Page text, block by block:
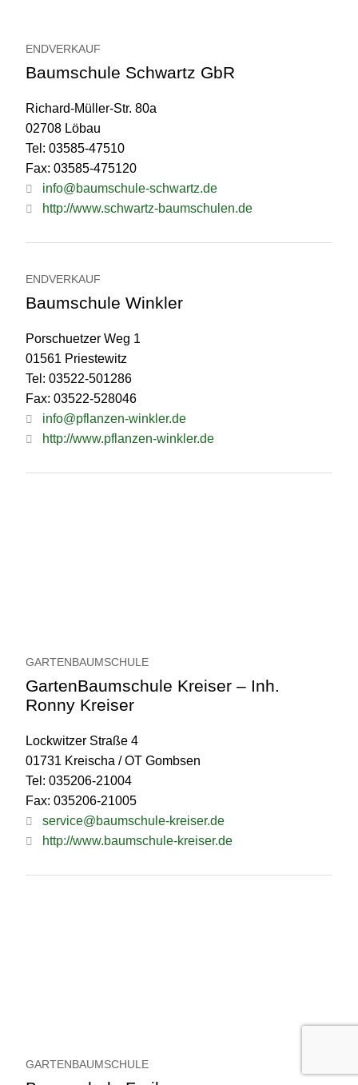
ENDVERKAUF
Baumschule Schwartz GbR
Richard-Müller-Str. 80a
02708 Löbau
Tel: 03585-47510
Fax: 03585-475120
info@baumschule-schwartz.de
http://www.schwartz-baumschulen.de
ENDVERKAUF
Baumschule Winkler
Porschuetzer Weg 1
01561 Priestewitz
Tel: 03522-501286
Fax: 03522-528046
info@pflanzen-winkler.de
http://www.pflanzen-winkler.de
GARTENBAUMSCHULE
GartenBaumschule Kreiser – Inh.
Ronny Kreiser
Lockwitzer Straße 4
01731 Kreischa / OT Gombsen
Tel: 035206-21004
Fax: 035206-21005
service@baumschule-kreiser.de
http://www.baumschule-kreiser.de
GARTENBAUMSCHULE